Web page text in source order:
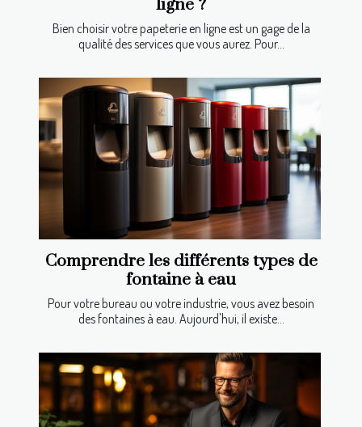
ligne ?
Bien choisir votre papeterie en ligne est un gage de la
qualité des services que vous aurez. Pour...
Comprendre les différents types de
fontaine à eau
Pour votre bureau ou votre industrie, vous avez besoin
des fontaines à eau. Aujourd'hui, il existe...